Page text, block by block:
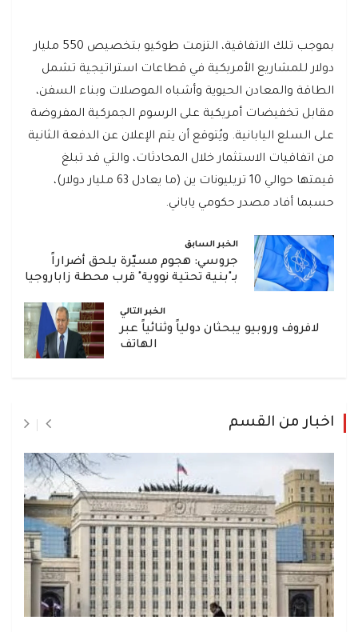
بموجب تلك الاتفاقية، التزمت طوكيو بتخصيص 550 مليار
دولار للمشاريع الأمريكية في قطاعات استراتيجية تشمل
الطاقة والمعادن الحيوية وأشباه الموصلات وبناء السفن،
مقابل تخفيضات أمريكية على الرسوم الجمركية المفروضة
على السلع اليابانية. ويُتوقع أن يتم الإعلان عن الدفعة الثانية
من اتفاقيات الاستثمار خلال المحادثات، والتي قد تبلغ
قيمتها حوالي 10 تريليونات ين (ما يعادل 63 مليار دولار)،
حسبما أفاد مصدر حكومي ياباني.
الخبر السابق
جروسي: هجوم مسيّرة يلحق أضراراً
بـ"بنية تحتية نووية" قرب محطة زاباروجيا
الخبر التالي
لافروف وروبيو يبحثان دولياً وثنائياً عبر
الهاتف
اخبار من القسم